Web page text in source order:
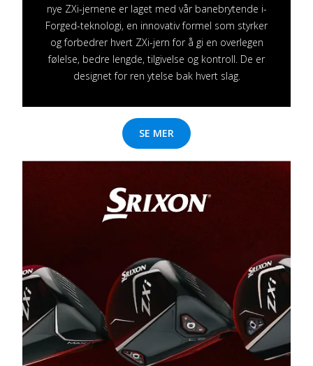
nye ZXi-jernene er laget med vår banebrytende i-
Forged-teknologi, en innovativ formel som styrker
og forbedrer hvert ZXi-jern for å gi en overlegen
følelse, bedre lengde, tilgivelse og kontroll. De er
designet for ren ytelse bak hvert slag.
SE MER